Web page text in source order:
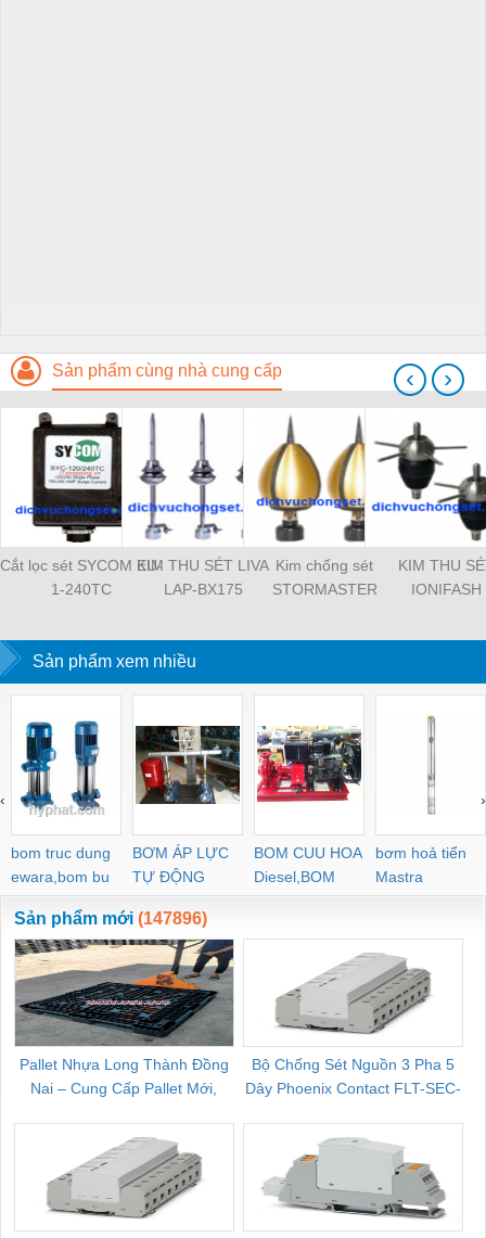
Sản phẩm cùng nhà cung cấp
Cắt lọc sét SYCOM EU-
1-240TC
KIM THU SÉT LIVA
LAP-BX175
Kim chống sét
STORMASTER
KIM THU
IONIFASH
‹ ›
Sản phẩm xem nhiều
bom truc dung
ewara,bom bu
ewara
BƠM ÁP LỰC
TỰ ĐỘNG
BOM CUU HOA
Diesel,BOM
CHUA CHAY
bơm hoả tiển
Mastra
‹ ›
Sản phẩm mới (147896)
Pallet Nhựa Long Thành Đồng
Nai – Cung Cấp Pallet Mới,
Bộ Chống Sét Nguồn 3 Pha 5
Dây Phoenix Contact FLT-SEC-